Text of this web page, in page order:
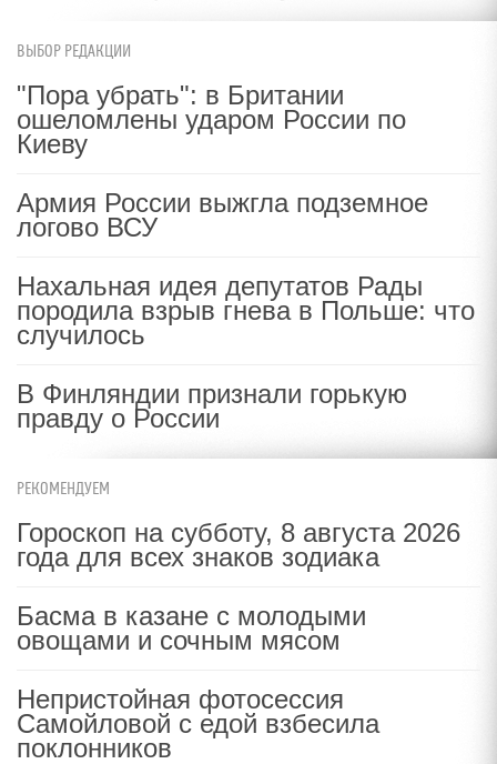
ВЫБОР РЕДАКЦИИ
"Пора убрать": в Британии
ошеломлены ударом России по
Киеву
Армия России выжгла подземное
логово ВСУ
Нахальная идея депутатов Рады
породила взрыв гнева в Польше: что
случилось
В Финляндии признали горькую
правду о России
РЕКОМЕНДУЕМ
Гороскоп на субботу, 8 августа 2026
года для всех знаков зодиака
Басма в казане с молодыми
овощами и сочным мясом
Непристойная фотосессия
Самойловой с едой взбесила
поклонников